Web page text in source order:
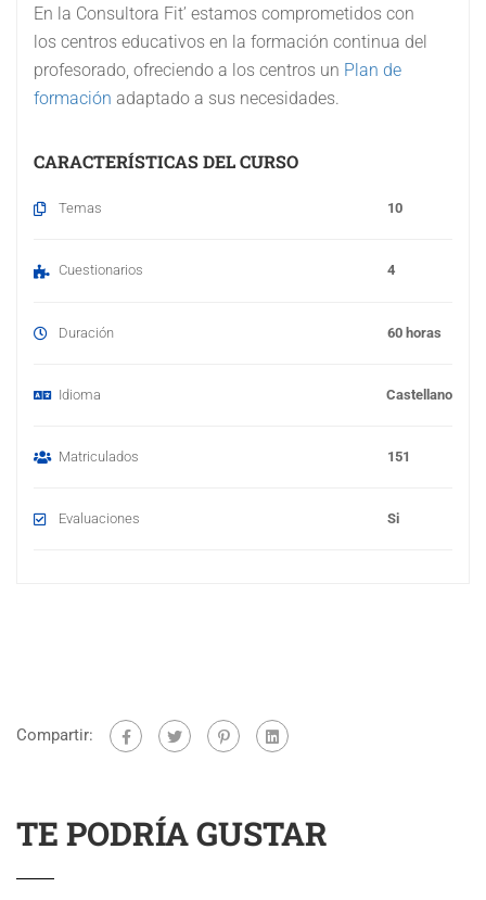
En la Consultora Fit’ estamos comprometidos con
los centros educativos en la formación continua del
profesorado, ofreciendo a los centros un Plan de
formación adaptado a sus necesidades.
CARACTERÍSTICAS DEL CURSO
Temas 10
Cuestionarios 4
Duración 60 horas
Idioma Castellano
Matriculados 151
Evaluaciones Si
Compartir:
TE PODRÍA GUSTAR